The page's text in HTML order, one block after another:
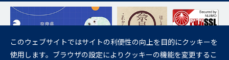
このウェブサイトではサイトの利便性の向上を目的にクッキーを
使用します。ブラウザの設定によりクッキーの機能を変更するこ